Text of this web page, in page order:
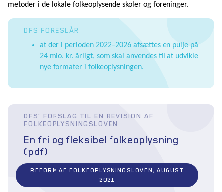
metoder i de lokale folkeoplysende skoler og foreninger.
DFS FORESLÅR
at der i perioden 2022–2026 afsættes en pulje på
24 mio. kr. årligt, som skal anvendes til at udvikle
nye formater i folkeoplysningen.
DFS' FORSLAG TIL EN REVISION AF
FOLKEOPLYSNINGSLOVEN
En fri og fleksibel folkeoplysning
(pdf)
REFORM AF FOLKEOPLYSNINGSLOVEN, AUGUST
2021